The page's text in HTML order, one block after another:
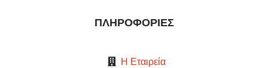
ΠΛΗΡΟΦΟΡΊΕΣ
Η Εταιρεία